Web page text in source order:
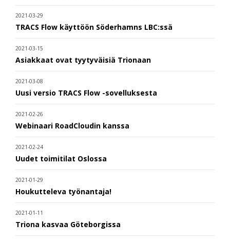
2021-03-29
TRACS Flow käyttöön Söderhamns LBC:ssä
2021-03-15
Asiakkaat ovat tyytyväisiä Trionaan
2021-03-08
Uusi versio TRACS Flow -sovelluksesta
2021-02-26
Webinaari RoadCloudin kanssa
2021-02-24
Uudet toimitilat Oslossa
2021-01-29
Houkutteleva työnantaja!
2021-01-11
Triona kasvaa Göteborgissa